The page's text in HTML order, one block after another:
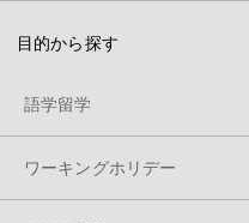
目的から探す
語学留学
ワーキングホリデー